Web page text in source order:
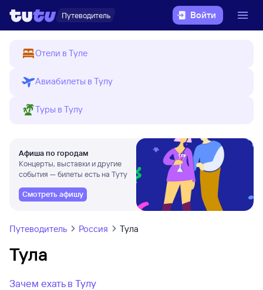
Путеводитель Войти
Отели в Туле
Авиабилеты в Тулу
Туры в Тулу
Афиша по городам
Концерты, выставки и другие
события — билеты есть на Туту
Смотреть афишу
Путеводитель Россия Тула
Тула
Зачем ехать в Тулу